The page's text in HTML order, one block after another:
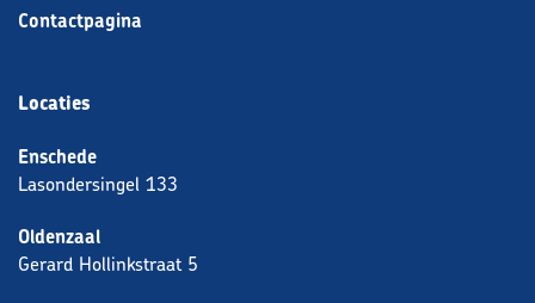
Contactpagina
Locaties
Enschede
Lasondersingel 133
Oldenzaal
Gerard Hollinkstraat 5